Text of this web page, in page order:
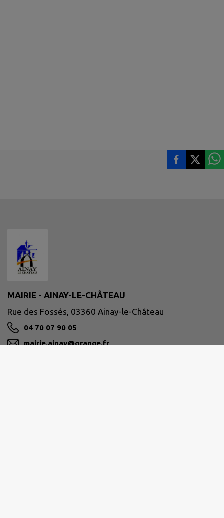
MAIRIE - AINAY-LE-CHÂTEAU
Rue des Fossés, 03360 Ainay-le-Château
04 70 07 90 05
mairie.ainay@orange.fr